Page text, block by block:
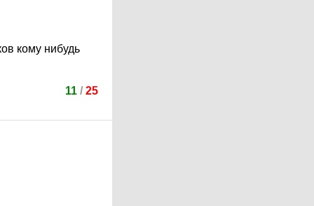
кому нибудь
11 / 25